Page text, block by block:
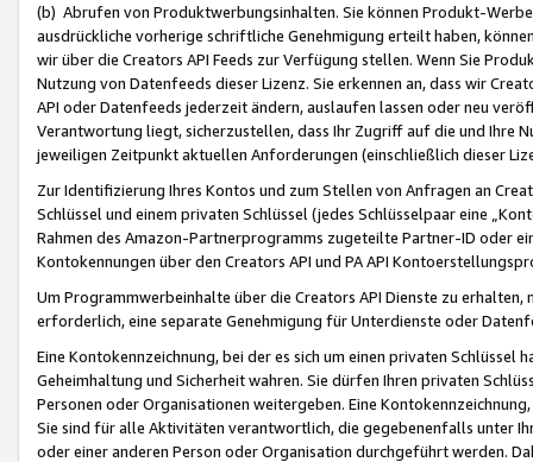
(b) Abrufen von Produktwerbungsinhalten. Sie können Produkt-
ausdrückliche vorherige schriftliche Genehmigung erteilt haben,
wir über die Creators API Feeds zur Verfügung stellen. Wenn Sie
Nutzung von Datenfeeds dieser Lizenz. Sie erkennen an, dass wir
API oder Datenfeeds jederzeit ändern, auslaufen lassen oder neu
Verantwortung liegt, sicherzustellen, dass Ihr Zugriff auf die und Ihre
jeweiligen Zeitpunkt aktuellen Anforderungen (einschließlich dieser
Zur Identifizierung Ihres Kontos und zum Stellen von Anfragen an
Schlüssel und einem privaten Schlüssel (jedes Schlüsselpaar eine
Rahmen des Amazon-Partnerprogramms zugeteilte Partner-ID oder
Kontokennungen über den Creators API und PA API
Um Programmwerbeinhalte über die Creators API Dienste zu
erforderlich, eine separate Genehmigung für Unterdienste oder
Eine Kontokennzeichnung, bei der es sich um einen privaten
Geheimhaltung und Sicherheit wahren. Sie dürfen Ihren privaten
Personen oder Organisationen weitergeben. Eine
Sie sind für alle Aktivitäten verantwortlich, die gegebenenfalls unter
oder einer anderen Person oder Organisation durchgeführt werden.